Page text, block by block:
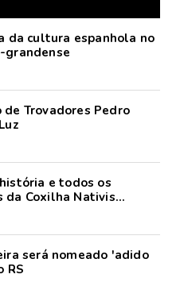
da cultura espanhola no
grandense
de Trovadores Pedro
e todos os
da Coxilha Nativis...
será nomeado 'adido
RS